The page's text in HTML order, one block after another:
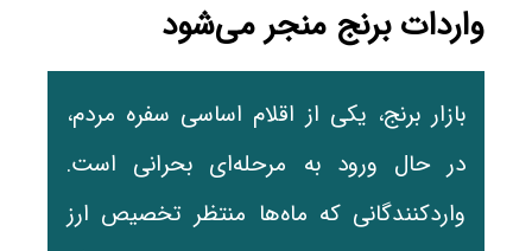
واردات برنج منجر می‌شود
بازار برنج، یکی از اقلام اساسی سفره مردم،
در حال ورود به مرحله‌ای بحرانی است.
واردکنندگانی که ماه‌ها منتظر تخصیص ارز